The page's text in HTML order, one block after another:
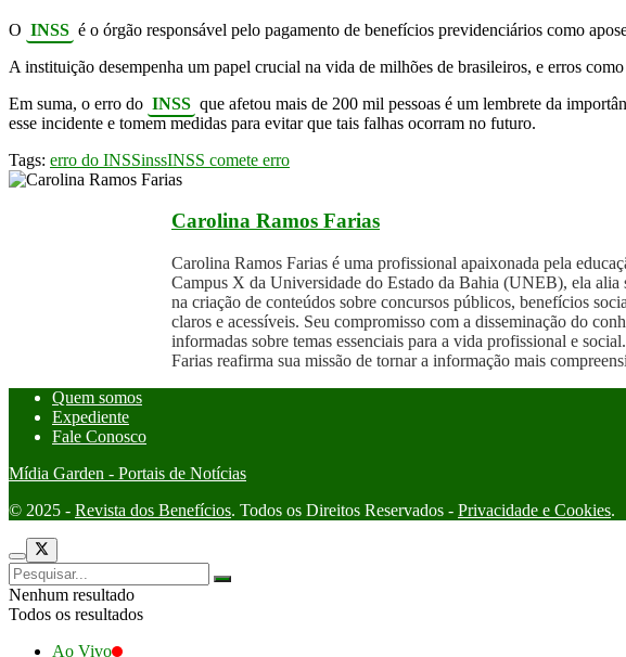
O INSS é o órgão responsável pelo pagamento de benefícios previdenciários como
A instituição desempenha um papel crucial na vida de milhões de brasileiros, e erros
Em suma, o erro do INSS que afetou mais de 200 mil pessoas é um lembrete da
esse incidente e tomem medidas para evitar que tais falhas ocorram no futuro.
Tags: erro do INSSinssINSS comete erro
Carolina Ramos Farias
Carolina Ramos Farias é uma profissional apaixonada pela
Campus X da Universidade do Estado da Bahia (UNEB), ela alia
na criação de conteúdos sobre concursos públicos, benefícios
claros e acessíveis. Seu compromisso com a disseminação do
informadas sobre temas essenciais para a vida profissional e
Farias reafirma sua missão de tornar a informação mais
Quem somos
Expediente
Fale Conosco
Mídia Garden - Portais de Notícias
© 2025 - Revista dos Benefícios. Todos os Direitos Reservados - Privacidade e Cookies.
Nenhum resultado
Todos os resultados
Ao Vivo